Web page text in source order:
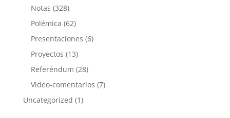
Notas (328)
Polémica (62)
Presentaciones (6)
Proyectos (13)
Referéndum (28)
Video-comentarios (7)
Uncategorized (1)